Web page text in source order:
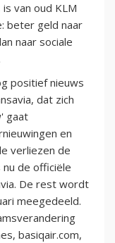
van oud KLM
beter geld naar
naar sociale
positief nieuws
dat zich
gaat
en
verliezen de
nu de officiële
De rest wordt
meegedeeld.
basiqair.com,